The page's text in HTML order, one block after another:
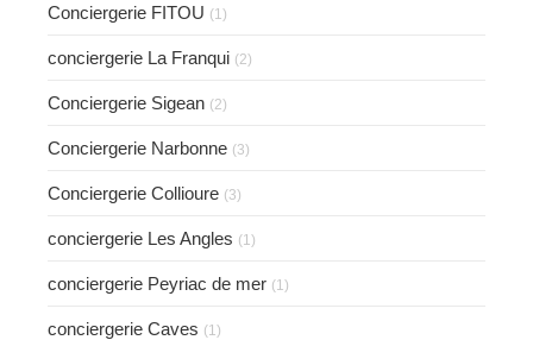
Conciergerie FITOU (1)
conciergerie La Franqui (2)
Conciergerie Sigean (2)
Conciergerie Narbonne (3)
Conciergerie Collioure (3)
conciergerie Les Angles (1)
conciergerie Peyriac de mer (1)
conciergerie Caves (1)